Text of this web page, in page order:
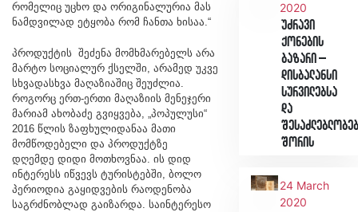
რომელიც უცხო და ორიგინალურია მას
ნამდვილად ეტყობა რომ ჩანთა ხისაა.“
პროდუქტის შეძენა მომხმარებელს არა
მარტო სოციალურ ქსელში, არამედ უკვე
სხვადასხვა მაღაზიაშიც შეუძლია.
როგორც ერთ-ერთი მაღაზიის მენეჯერი
მარიამ ახობაძე გვიყვება, „პოპულუსი“
2016 წლის ზაფხულიდანაა მათი
მომწოდებელი და პროდუქტზე
დღემდე დიდი მოთხოვნაა. ის დიდ
ინტერესს იწვევს ტურისტებში, ბოლო
პერიოდია გაყიდვების რაოდენობა
საგრძნობლად გაიზარდა. საინტერესო
2020
უძრავი
ქონების
ბაზარი –
დისბალანსი
სურვილებსა
და
შორის
24 March
2020